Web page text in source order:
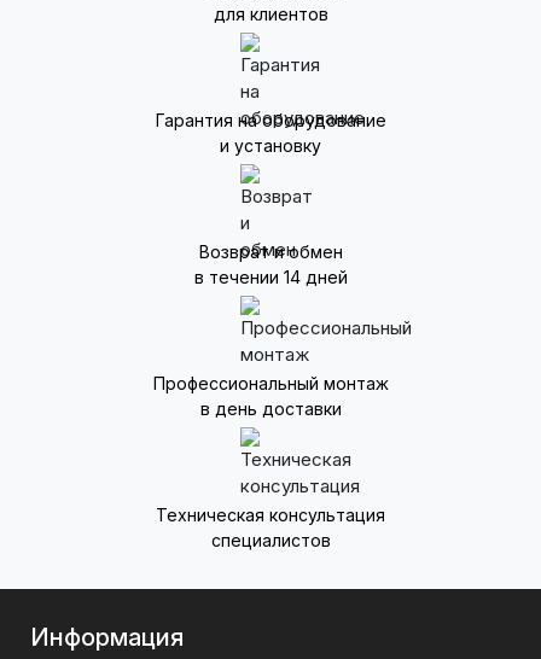
для клиентов
Гарантия на оборудование
и установку
Возврат и обмен
в течении 14 дней
Профессиональный монтаж
в день доставки
Техническая консультация
специалистов
Информация